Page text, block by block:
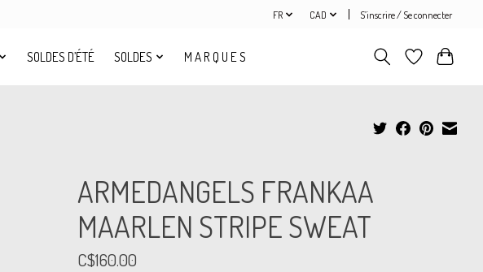
FR CAD S’inscrire / Se connecter
SOLDES D’ÉTÉ SOLDES M A R Q U E S
ARMEDANGELS FRANKAA
MAARLEN STRIPE SWEAT
C$160.00